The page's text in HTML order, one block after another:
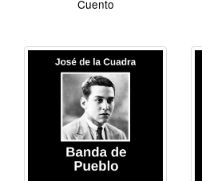
Cuento